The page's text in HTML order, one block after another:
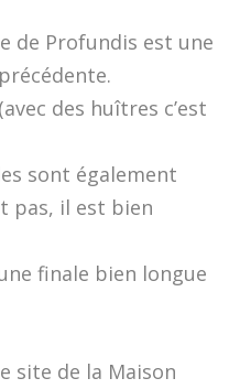
de Profundis est une
des huîtres c’est
sont également
pas, il est bien
finale bien longue
site de la Maison